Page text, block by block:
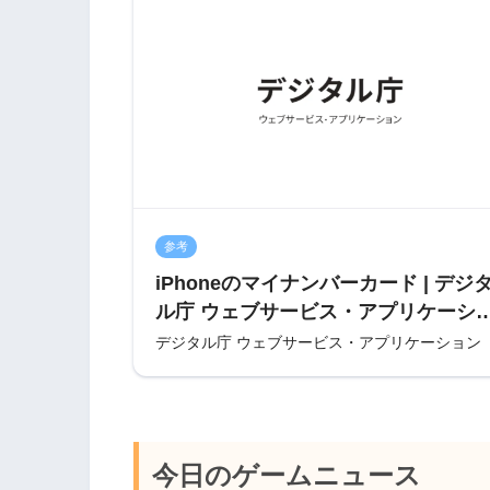
参考
iPhoneのマイナンバーカード | デジ
ル庁 ウェブサービス・アプリケーシ
ン
デジタル庁 ウェブサービス・アプリケーション
今日のゲームニュース